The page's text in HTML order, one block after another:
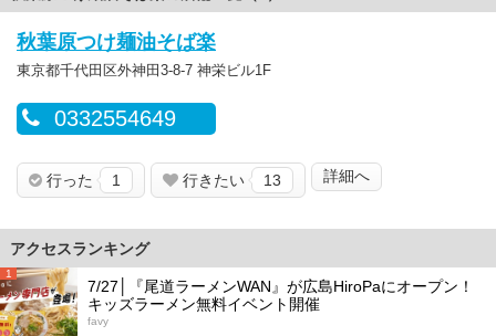
秋葉原つけ麺油そば楽
東京都千代田区外神田3-8-7 神栄ビル1F
0332554649
行った 1 行きたい 13 詳細へ
アクセスランキング
1
7/27│『尾道ラーメンWAN』が広島HiroPaにオープン！
キッズラーメン無料イベント開催
favy